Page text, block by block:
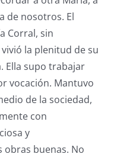
de nosotros. El
Corral, sin
la plenitud de su
Ella supo trabajar
vocación. Mantuvo
de la sociedad,
con
y
obras buenas. No